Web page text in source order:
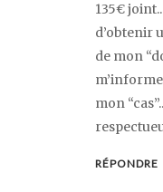
135€
d’obtenir
de mon
mon
RÉPONDRE